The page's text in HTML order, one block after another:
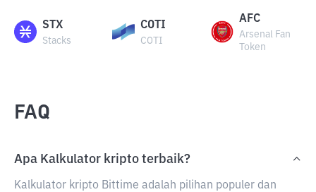
STX
Stacks
COTI
COTI
AFC
Arsenal Fan
Token
FAQ
Apa Kalkulator kripto terbaik?
Kalkulator kripto Bittime adalah pilihan populer dan